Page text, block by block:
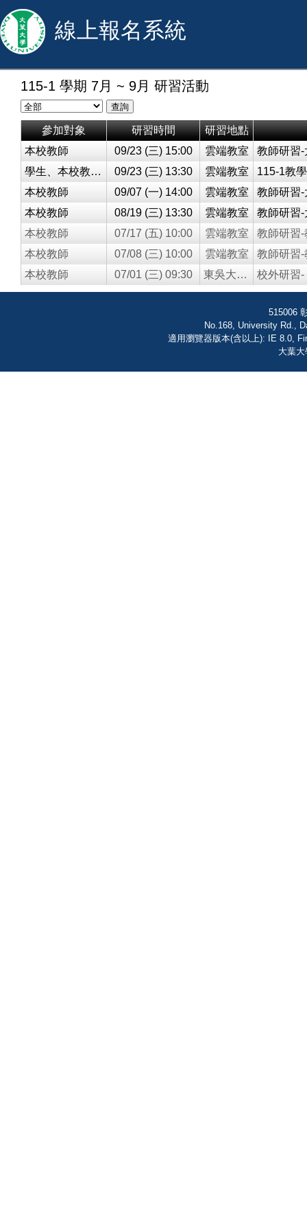
線上報名系統
115-1 學期 7月 ~ 9月 研習活動
參加對象 研習時間
研習地點
本校教師
09/23 (三) 15:00
雲端教室
學生、本校教學助理
09/23 (三) 13:30
雲端教室
本校教師
09/07 (一) 14:00
雲端教室
本校教師
08/19 (三) 13:30
雲端教室
本校教師
07/17 (五) 10:00
雲端教室
本校教師
07/08 (三) 10:00
雲端教室
本校教師
07/01 (三) 09:30 東吳大學城中校區六大樓2樓－創創基地
515006
No.168, University Rd.,
適用瀏覽器版本(含以上): IE 8.0,
大葉